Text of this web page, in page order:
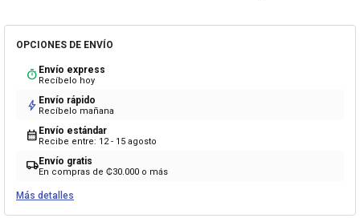
OPCIONES DE ENVÍO
timer Envío express
Recíbelo hoy
bolt Envío rápido
Recíbelo mañana
calendar_month Envío estándar
Recibe entre: 12 - 15 agosto
local_shippingEnvío gratis
En compras de ₡30.000 o más
Más detalles